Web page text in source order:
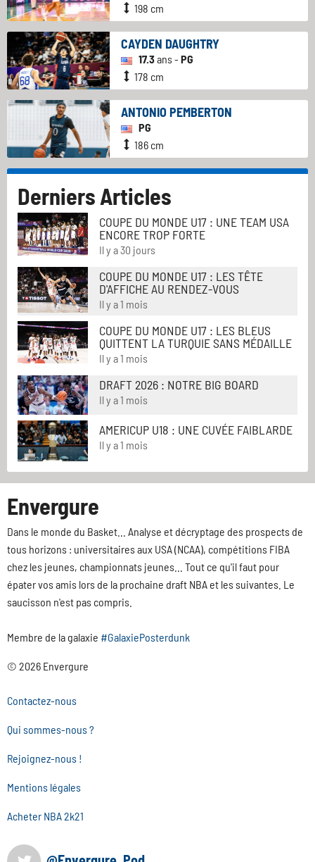
198 cm
CAYDEN DAUGHTRY
17.3ans - PG
178 cm
ANTONIO PEMBERTON
PG
186 cm
Derniers Articles
COUPE DU MONDE U17 : UNE TEAM USA
ENCORE TROP FORTE
Il y a 30 jours
COUPE DU MONDE U17 : LES TÊTE
D'AFFICHE AU RENDEZ-VOUS
Il y a 1 mois
COUPE DU MONDE U17 : LES BLEUS
QUITTENT LA TURQUIE SANS MÉDAILLE
Il y a 1 mois
DRAFT 2026 : NOTRE BIG BOARD
Il y a 1 mois
AMERICUP U18 : UNE CUVÉE FAIBLARDE
Il y a 1 mois
Envergure
Dans le monde du Basket... Analyse et décryptage des prospects de
tous horizons : universitaires aux USA (NCAA), compétitions FIBA
chez les jeunes, championnats jeunes... Tout ce qu'il faut pour
épater vos amis lors de la prochaine draft NBA et les suivantes. Le
saucisson n'est pas compris.
Membre de la galaxie #GalaxiePosterdunk
© 2026 Envergure
Contactez-nous
Qui sommes-nous ?
Rejoignez-nous !
Mentions légales
Acheter NBA 2k21